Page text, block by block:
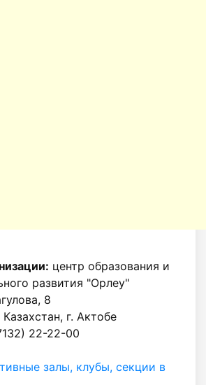
центр образования и
развития "Орлеу"
8
Казахстан, г. Актобе
22-22-00
залы, клубы, секции в